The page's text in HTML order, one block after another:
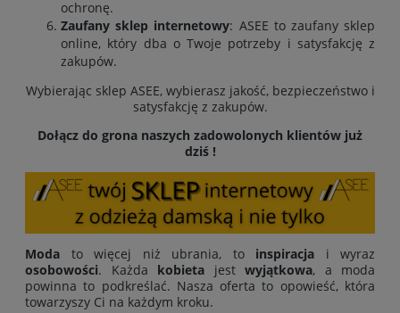
ochronę.
Zaufany sklep internetowy: ASEE to zaufany sklep
online, który dba o Twoje potrzeby i satysfakcję z
zakupów.
Wybierając sklep ASEE, wybierasz jakość, bezpieczeństwo i
satysfakcję z zakupów.
Dołącz do grona naszych zadowolonych klientów już
dziś !
Moda to więcej niż ubrania, to inspiracja i wyraz
osobowości. Każda kobieta jest wyjątkowa, a moda
powinna to podkreślać. Nasza oferta to opowieść, która
towarzyszy Ci na każdym kroku.